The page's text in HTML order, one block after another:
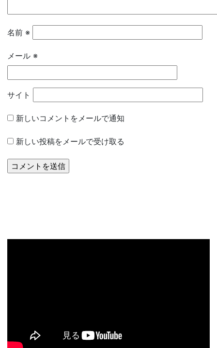
名前 ※
メール ※
サイト
新しいコメントをメールで通知
新しい投稿をメールで受け取る